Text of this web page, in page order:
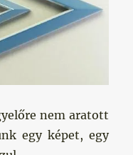
nem aratott
egy képet, egy